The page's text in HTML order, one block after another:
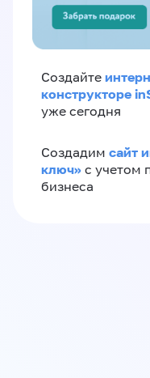
Создайте
конструкторе
уже сегодня
Создадим сайт
ключ» с учетом
бизнеса